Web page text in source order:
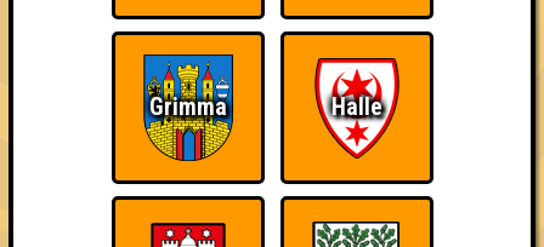
Knapp daneben! Erster! Eindeutiger Sieg
Grimma Halle